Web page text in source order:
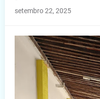
setembro 22, 2025